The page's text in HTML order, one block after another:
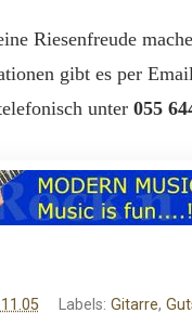
Riesenfreude
gibt es per
unter 055
Labels:Gitarre,